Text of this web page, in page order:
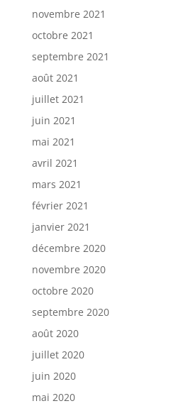
novembre 2021
octobre 2021
septembre 2021
août 2021
juillet 2021
juin 2021
mai 2021
avril 2021
mars 2021
février 2021
janvier 2021
décembre 2020
novembre 2020
octobre 2020
septembre 2020
août 2020
juillet 2020
juin 2020
mai 2020